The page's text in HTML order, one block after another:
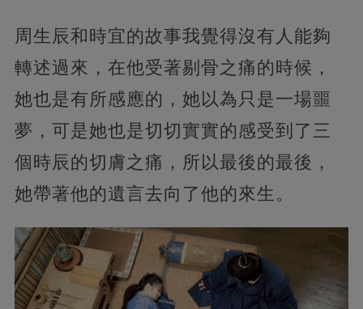
周生辰和時宜的故事我覺得沒有人能夠
轉述過來，在他受著剔骨之痛的時候，
她也是有所感應的，她以為只是一場噩
夢，可是她也是切切實實的感受到了三
個時辰的切膚之痛，所以最後的最後，
她帶著他的遺言去向了他的來生。